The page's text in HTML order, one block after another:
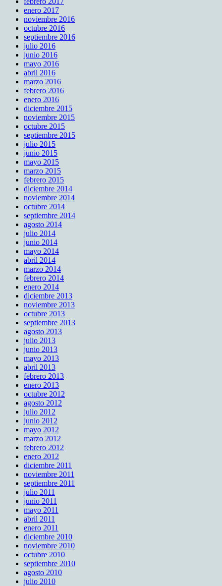
enero 2017
noviembre 2016
octubre 2016
septiembre 2016
julio 2016
junio 2016
mayo 2016
abril 2016
marzo 2016
febrero 2016
enero 2016
diciembre 2015
noviembre 2015
octubre 2015
septiembre 2015
julio 2015
junio 2015
mayo 2015
marzo 2015
febrero 2015
diciembre 2014
noviembre 2014
octubre 2014
septiembre 2014
agosto 2014
julio 2014
junio 2014
mayo 2014
abril 2014
marzo 2014
febrero 2014
enero 2014
diciembre 2013
noviembre 2013
octubre 2013
septiembre 2013
agosto 2013
julio 2013
junio 2013
mayo 2013
abril 2013
febrero 2013
enero 2013
octubre 2012
agosto 2012
julio 2012
junio 2012
mayo 2012
marzo 2012
febrero 2012
enero 2012
diciembre 2011
noviembre 2011
septiembre 2011
julio 2011
junio 2011
mayo 2011
abril 2011
enero 2011
diciembre 2010
noviembre 2010
octubre 2010
septiembre 2010
agosto 2010
julio 2010